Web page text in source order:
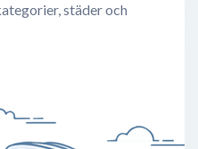
städer och